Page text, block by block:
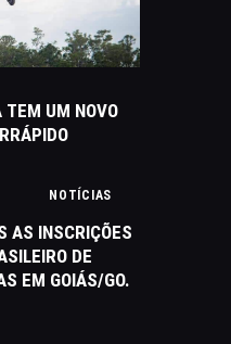
TEM UM NOVO
NOTÍCIAS
AS INSCRIÇÕES
DE
EM GOIÁS/GO.